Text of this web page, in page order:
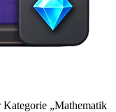
„Mathematik